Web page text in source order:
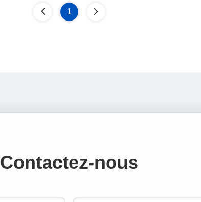
1
Contactez-nous